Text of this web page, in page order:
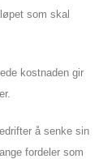
som skal
kostnaden gir
å senke sin
fordeler som